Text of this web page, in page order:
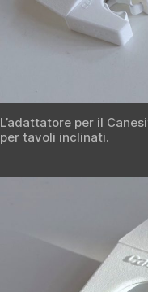
L’adattatore per il
per tavoli inclinati.